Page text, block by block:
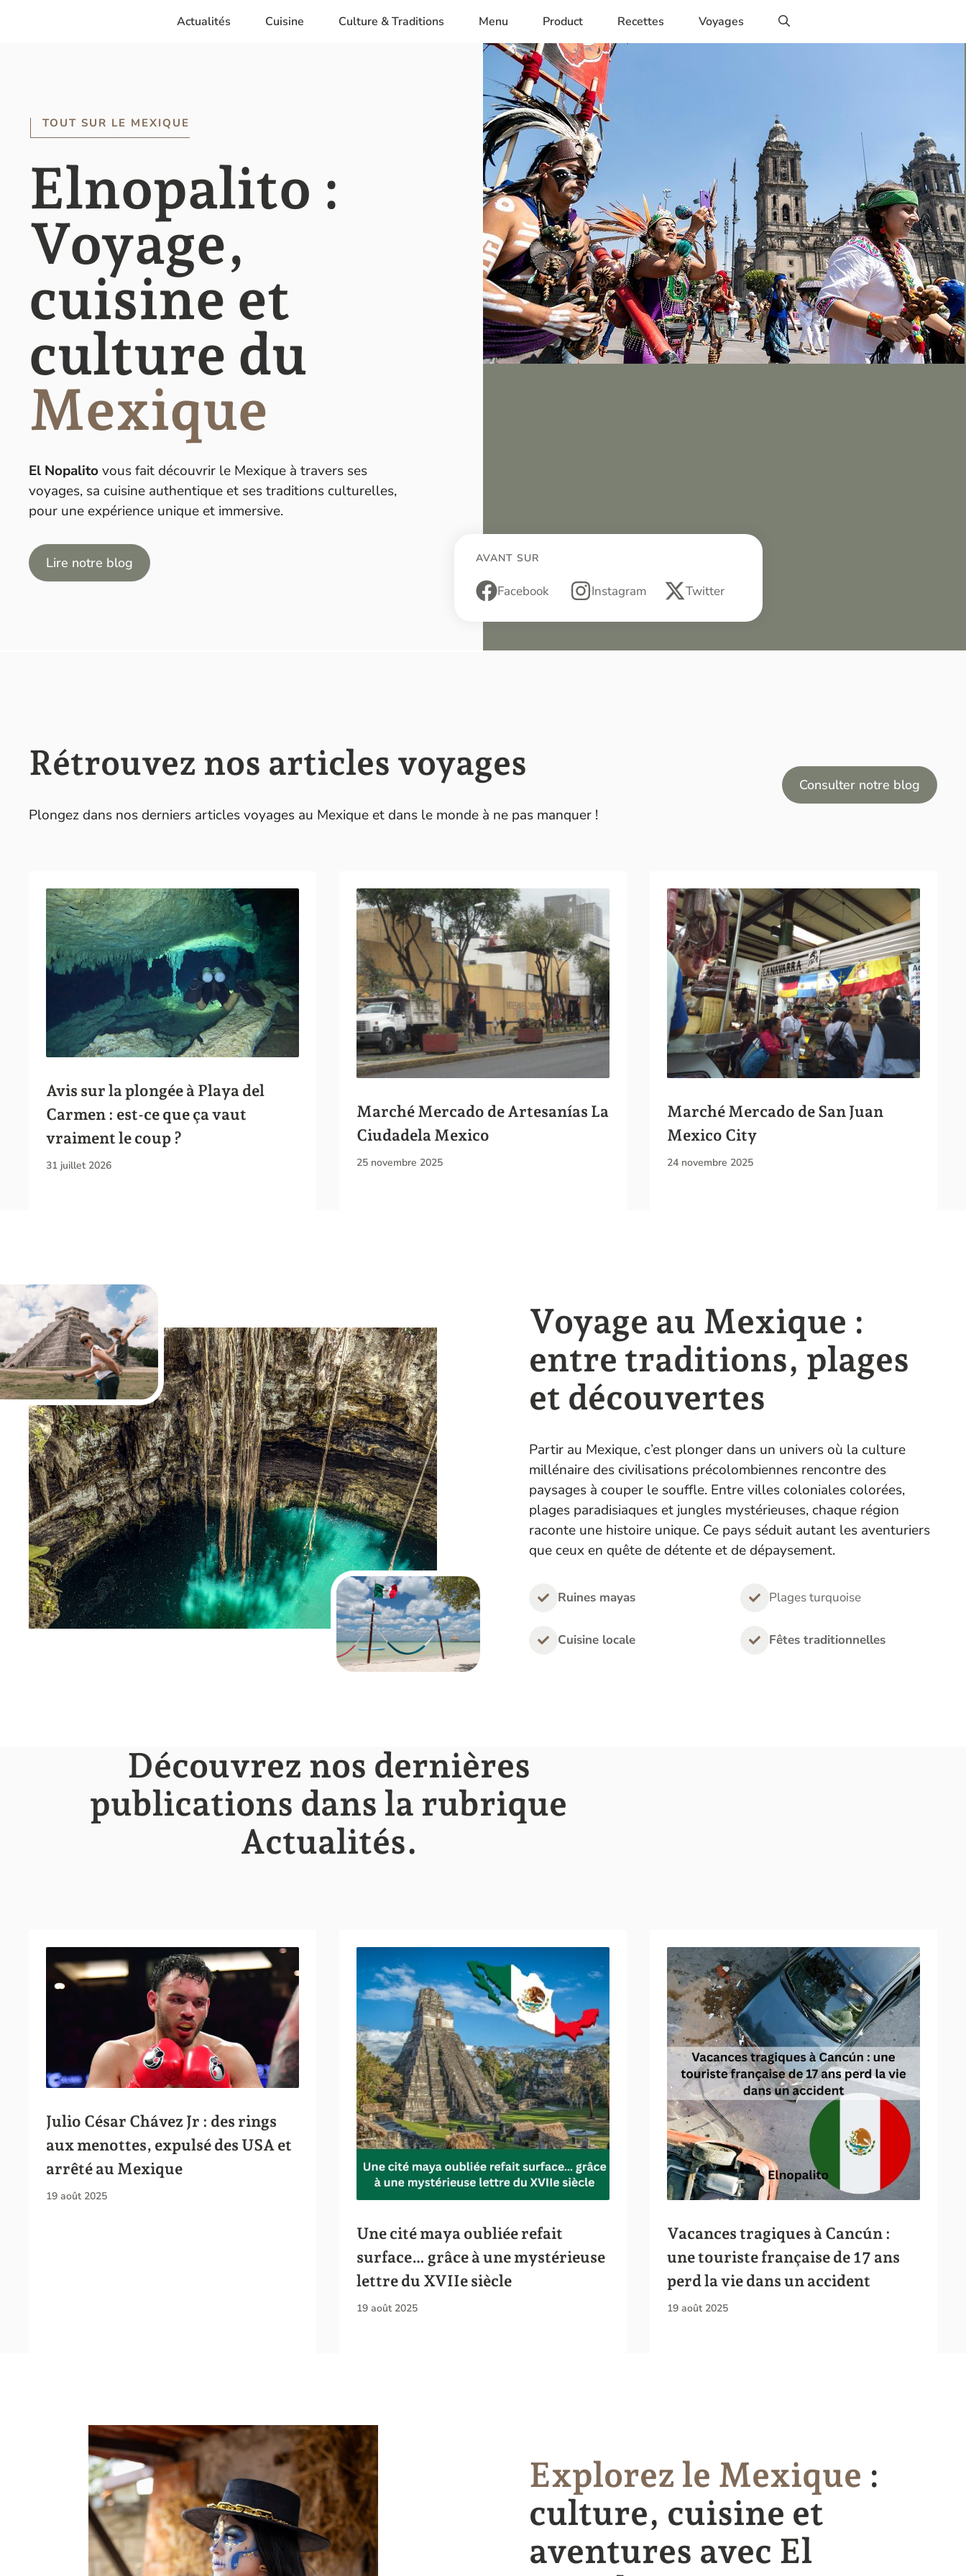
Actualités Cuisine Culture & Traditions Menu Product Recettes Voyages
TOUT SUR LE MEXIQUE
Elnopalito :
Voyage,
cuisine et
culture du
Mexique
El Nopalitovous fait découvrir le Mexique à travers ses
voyages, sa cuisine authentique et ses traditions culturelles,
pour une expérience unique et immersive.
Lire notre blog AVANT SUR
Facebook Instagram Twitter
Rétrouvez nos articles voyages
Plongez dans nos derniers articles voyages au Mexique et dans le monde à ne pas manquer !
Consulter notre blog
Avis sur la plongée à Playa del
Carmen : est-ce que ça vaut
vraiment le coup ?
31 juillet 2026
Marché Mercado de Artesanías La
Ciudadela Mexico
25 novembre 2025
Marché Mercado de San Juan
Mexico City
24 novembre 2025
Voyage au Mexique :
entre traditions, plages
et découvertes
Partir au Mexique, c’est plonger dans un univers où la culture
millénaire des civilisations précolombiennes rencontre des
paysages à couper le souffle. Entre villes coloniales colorées,
plages paradisiaques et jungles mystérieuses, chaque région
raconte une histoire unique. Ce pays séduit autant les aventuriers
que ceux en quête de détente et de dépaysement.
Ruines mayas Plages turquoise
Cuisine locale Fêtes traditionnelles
Découvrez nos dernières
publications dans la rubrique
Actualités.
Julio César Chávez Jr : des rings
aux menottes, expulsé des USA et
arrêté au Mexique
19 août 2025
Une cité maya oubliée refait
surface… grâce à une mystérieuse
lettre du XVIIe siècle
19 août 2025
Vacances tragiques à Cancún :
une touriste française de 17 ans
perd la vie dans un accident
19 août 2025
Explorez le Mexique :
culture, cuisine et
aventures avec El